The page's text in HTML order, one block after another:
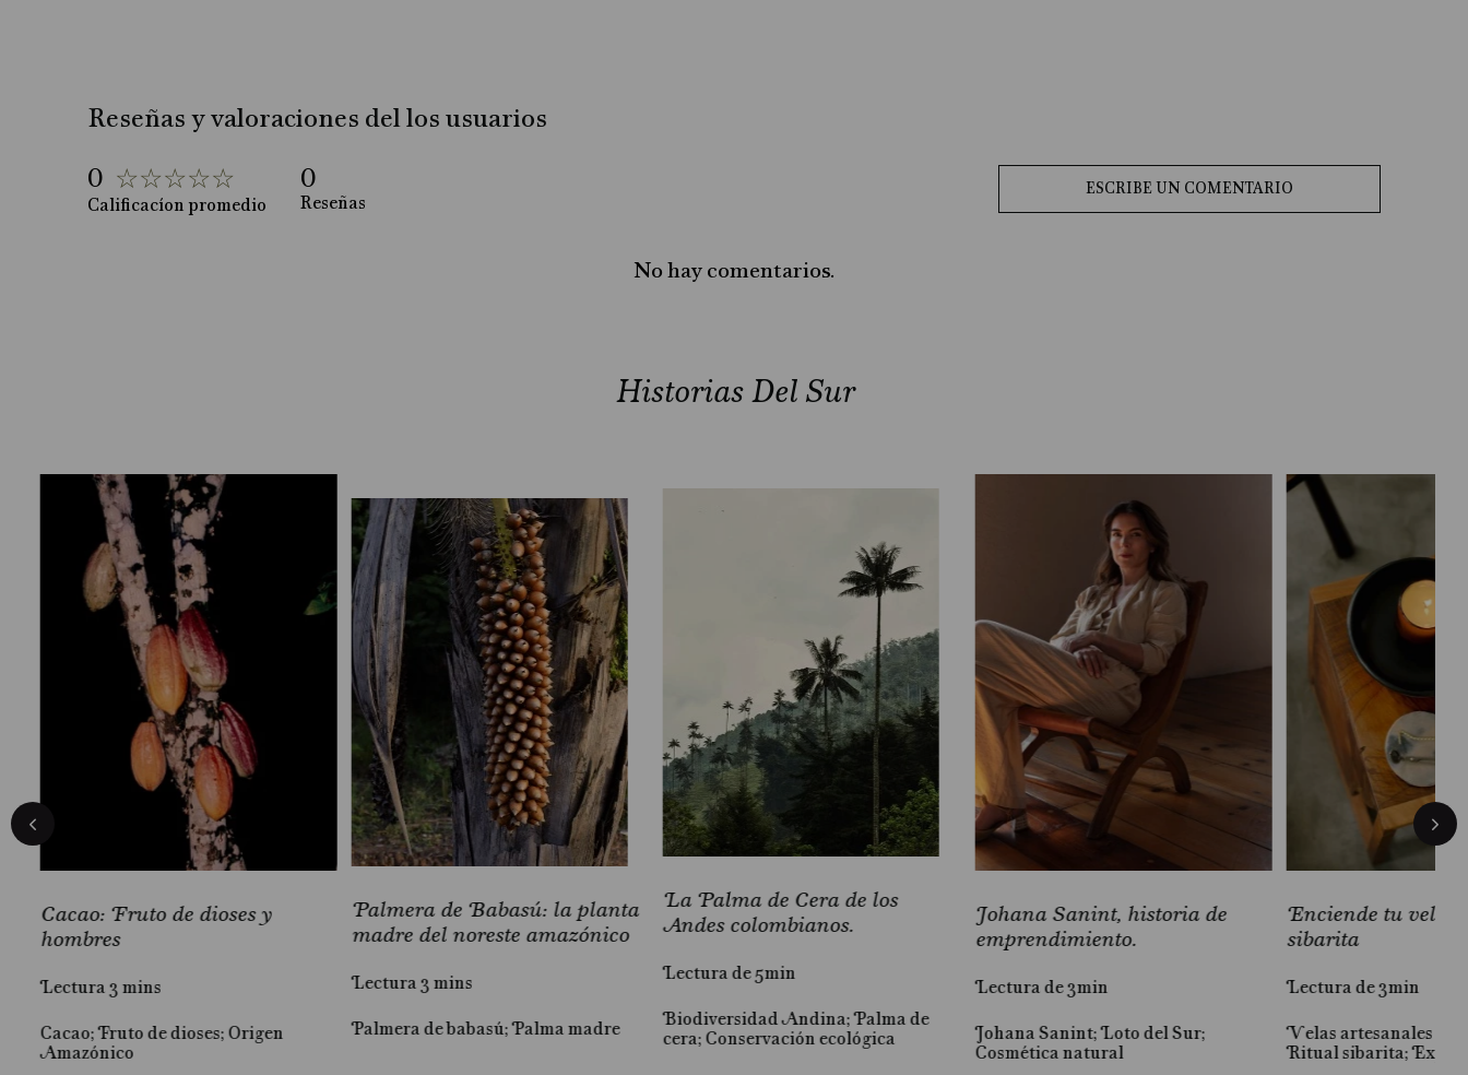
Reseñas y valoraciones del los usuarios
☆☆☆☆☆
0 0
No hay comentarios.
Historias Del Sur
Cacao: Fruto de dioses y
hombres
Lectura 3 mins
Cacao; Fruto de dioses; Origen
Amazónico
Palmera de Babasú: la planta
madre del noreste amazónico
Lectura 3 mins
Palmera de babasú; Palma madre
La Palma de Cera de los
Andes colombianos.
Lectura de 5min
Biodiversidad Andina; Palma de
cera; Conservación ecológica
Johana Sanint, historia de
emprendimiento.
Lectura de 3min
Johana Sanint; Loto del Sur;
Cosmética natural
Enciende tu vela
sibarita
Lectura de 3min
Velas artesanales
Ritual sibarita;